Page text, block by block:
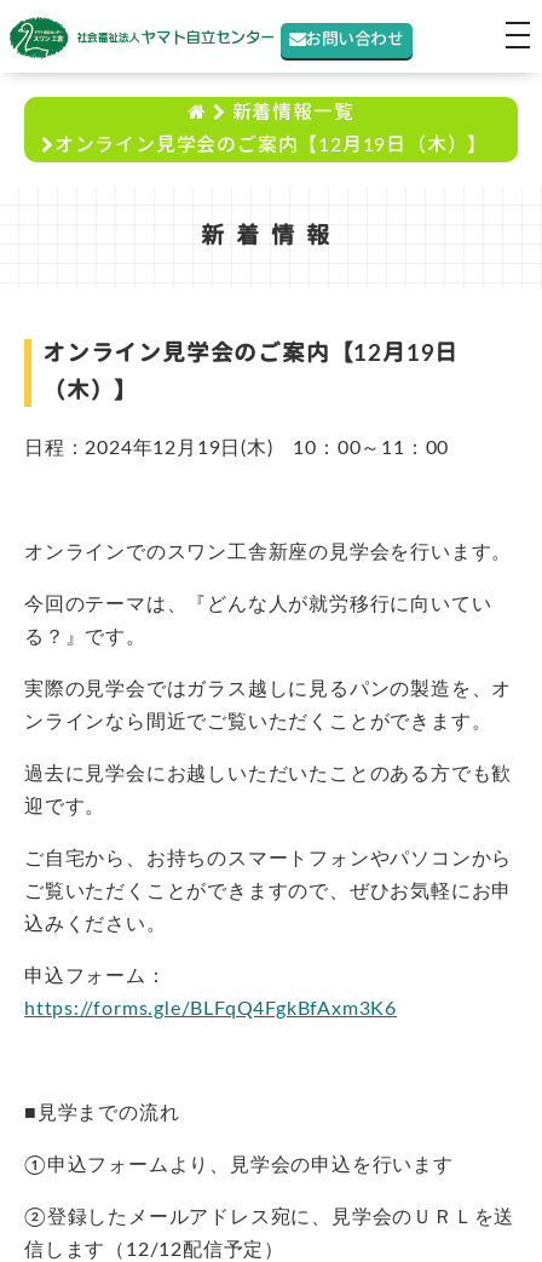
お問い合わせ
t
o
g
新着情報一覧
オンライン見学会のご案内【12月19日（木）】
新着情報
オンライン見学会のご案内【12月19日
（木）】
日程：2024年12月19日(木) 10：00～11：00
オンラインでのスワン工舎新座の見学会を行います。
今回のテーマは、『どんな人が就労移行に向いてい
る？』です。
実際の見学会ではガラス越しに見るパンの製造を、オ
ンラインなら間近でご覧いただくことができます。
過去に見学会にお越しいただいたことのある方でも歓
迎です。
ご自宅から、お持ちのスマートフォンやパソコンから
ご覧いただくことができますので、ぜひお気軽にお申
込みください。
申込フォーム：
https://forms.gle/BLFqQ4FgkBfAxm3K6
■見学までの流れ
①申込フォームより、見学会の申込を行います
②登録したメールアドレス宛に、見学会のＵＲＬを送
信します（12/12配信予定）